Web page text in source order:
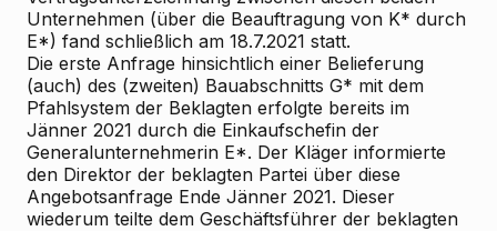
Unternehmen (über die Beauftragung von K* durch
E*) fand schließlich am 18.7.2021 statt.
Die erste Anfrage hinsichtlich einer Belieferung
(auch) des (zweiten) Bauabschnitts G* mit dem
Pfahlsystem der Beklagten erfolgte bereits im
Jänner 2021 durch die Einkaufschefin der
Generalunternehmerin E*. Der Kläger informierte
den Direktor der beklagten Partei über diese
Angebotsanfrage Ende Jänner 2021. Dieser
wiederum teilte dem Geschäftsführer der beklagten